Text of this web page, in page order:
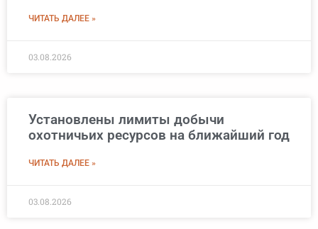
ЧИТАТЬ ДАЛЕЕ »
03.08.2026
Установлены лимиты добычи
охотничьих ресурсов на ближайший год
ЧИТАТЬ ДАЛЕЕ »
03.08.2026